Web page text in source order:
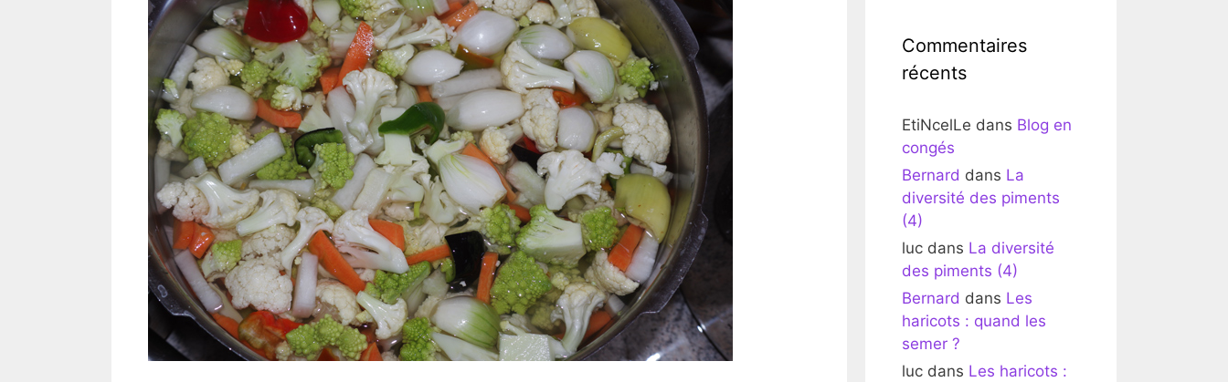
Commentaires
récents
EtiNcelLe dans Blog en
congés
Bernard dans La
diversité des piments
(4)
luc dans La diversité
des piments (4)
Bernard dans Les
haricots : quand les
semer ?
luc dans Les haricots :